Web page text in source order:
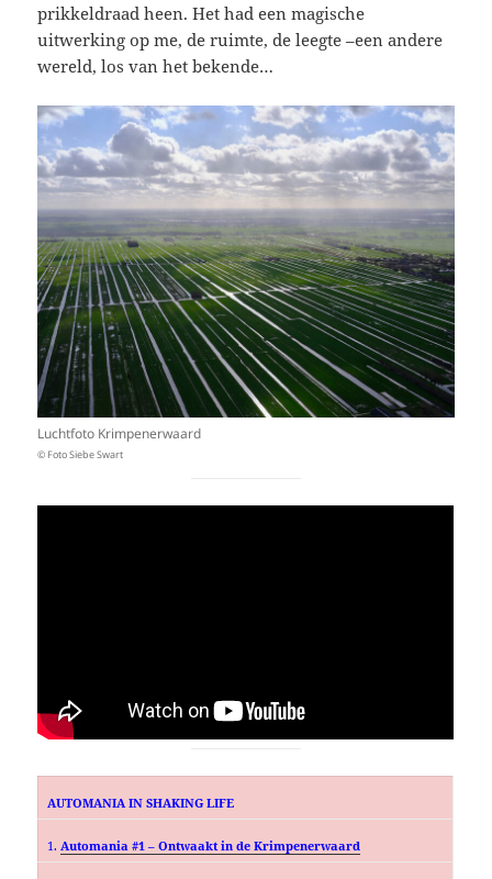
prikkeldraad heen. Het had een magische
uitwerking op me, de ruimte, de leegte –een andere
wereld, los van het bekende…
Luchtfoto Krimpenerwaard
© Foto Siebe Swart
AUTOMANIA IN SHAKING LIFE
1. Automania #1 – Ontwaakt in de Krimpenerwaard